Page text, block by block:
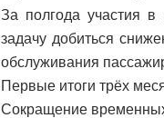
За полгода участия в
задачу добиться
обслуживания
Первые итоги трёх
Сокращение временных